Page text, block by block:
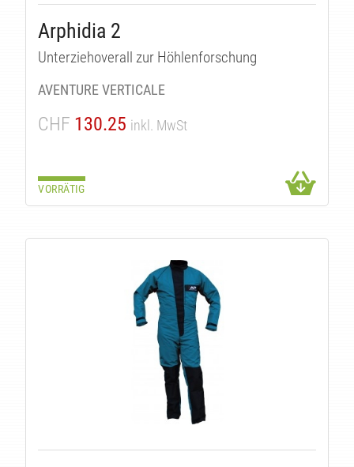
Arphidia 2
Unterziehoverall zur Höhlenforschung
AVENTURE VERTICALE
CHF 130.25 inkl. MwSt
VORRÄTIG